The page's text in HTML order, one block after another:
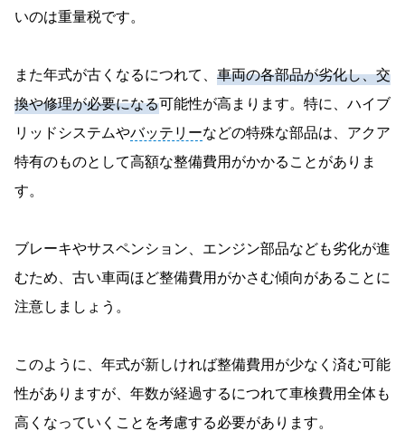
いのは重量税です。
また年式が古くなるにつれて、 車両の各部品が劣化し、交
換や修理が必要になる可能性が高まります。特に、ハイブ
リッドシステムやバッテリーなどの特殊な部品は、アクア
特有のものとして高額な整備費用がかかることがありま
す。
ブレーキやサスペンション、エンジン部品なども劣化が進
むため、古い車両ほど整備費用がかさむ傾向があることに
注意しましょう。
このように、年式が新しければ整備費用が少なく済む可能
性がありますが、年数が経過するにつれて車検費用全体も
高くなっていくことを考慮する必要があります。